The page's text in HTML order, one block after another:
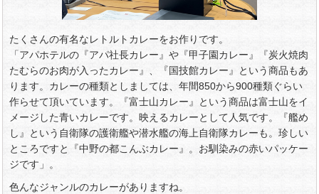
たくさんの有名なレトルトカレーをお作りです。
「アパホテルの『アパ社長カレー』や『甲子園カレー』『炭火焼肉
たむらのお肉が入ったカレー』、『国技館カレー』という商品もあ
ります。カレーの種類としましては、年間850から900種類ぐらい
作らせて頂いています。『富士山カレー』という商品は富士山をイ
メージした青いカレーです。映えるカレーとして人気です。『艦め
し』という自衛隊の護衛艦や潜水艦の海上自衛隊カレーも。珍しい
ところですと『中野の都こんぶカレー』。お馴染みの赤いパッケー
ジです」。
色んなジャンルのカレーがありますね。